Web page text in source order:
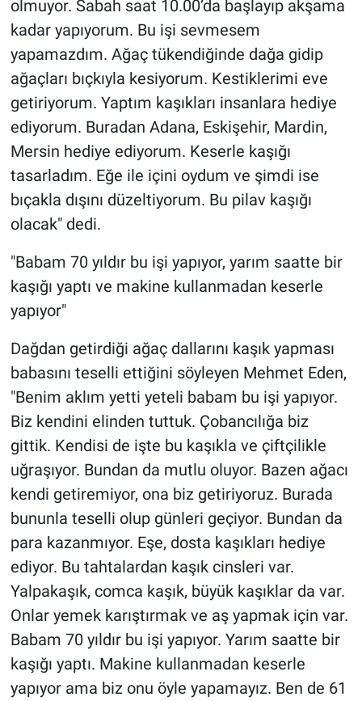
olmuyor. Sabah saat 10.00’da başlayıp akşama
kadar yapıyorum. Bu işi sevmesem
yapamazdım. Ağaç tükendiğinde dağa gidip
ağaçları bıçkıyla kesiyorum. Kestiklerimi eve
getiriyorum. Yaptım kaşıkları insanlara hediye
ediyorum. Buradan Adana, Eskişehir, Mardin,
Mersin hediye ediyorum. Keserle kaşığı
tasarladım. Eğe ile içini oydum ve şimdi ise
bıçakla dışını düzeltiyorum. Bu pilav kaşığı
olacak" dedi.
"Babam 70 yıldır bu işi yapıyor, yarım saatte bir
kaşığı yaptı ve makine kullanmadan keserle
yapıyor"
Dağdan getirdiği ağaç dallarını kaşık yapması
babasını teselli ettiğini söyleyen Mehmet Eden,
"Benim aklım yetti yeteli babam bu işi yapıyor.
Biz kendini elinden tuttuk. Çobancılığa biz
gittik. Kendisi de işte bu kaşıkla ve çiftçilikle
uğraşıyor. Bundan da mutlu oluyor. Bazen ağacı
kendi getiremiyor, ona biz getiriyoruz. Burada
bununla teselli olup günleri geçiyor. Bundan da
para kazanmıyor. Eşe, dosta kaşıkları hediye
ediyor. Bu tahtalardan kaşık cinsleri var.
Yalpakaşık, comca kaşık, büyük kaşıklar da var.
Onlar yemek karıştırmak ve aş yapmak için var.
Babam 70 yıldır bu işi yapıyor. Yarım saatte bir
kaşığı yaptı. Makine kullanmadan keserle
yapıyor ama biz onu öyle yapamayız. Ben de 61